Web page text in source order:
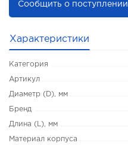
Сообщить о поступлении
Характеристики
Категория
Артикул
Диаметр (D), мм
Бренд
Длина (L), мм
Материал корпуса